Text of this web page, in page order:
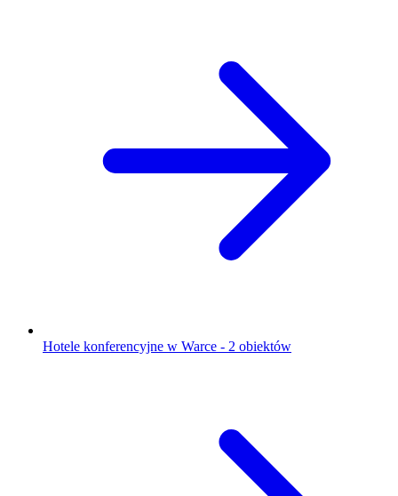
Hotele konferencyjne w Warce - 2 obiektów